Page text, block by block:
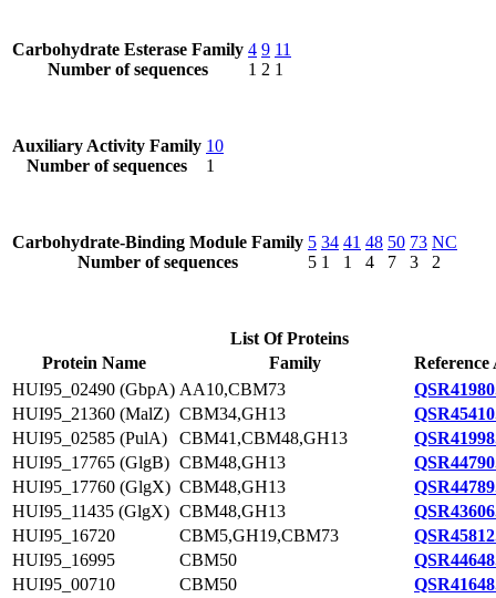
Carbohydrate Esterase Family
Number of sequences
4
1
9
2
11
1
Auxiliary Activity Family
Number of sequences
10
1
Carbohydrate-Binding Module Family
Number of sequences
5
5
34
1
41
1
48
4
50
7
73
3
NC
2
List Of Proteins
Protein Name
Family
Reference
HUI95_02490 (GbpA) AA10,CBM73
HUI95_21360 (MalZ) CBM34,GH13
HUI95_02585 (PulA)
CBM41,CBM48,GH13
HUI95_17765 (GlgB) CBM48,GH13
HUI95_17760 (GlgX) CBM48,GH13
HUI95_11435 (GlgX) CBM48,GH13
HUI95_16720
CBM5,GH19,CBM73
HUI95_16995
CBM50
HUI95_00710
CBM50